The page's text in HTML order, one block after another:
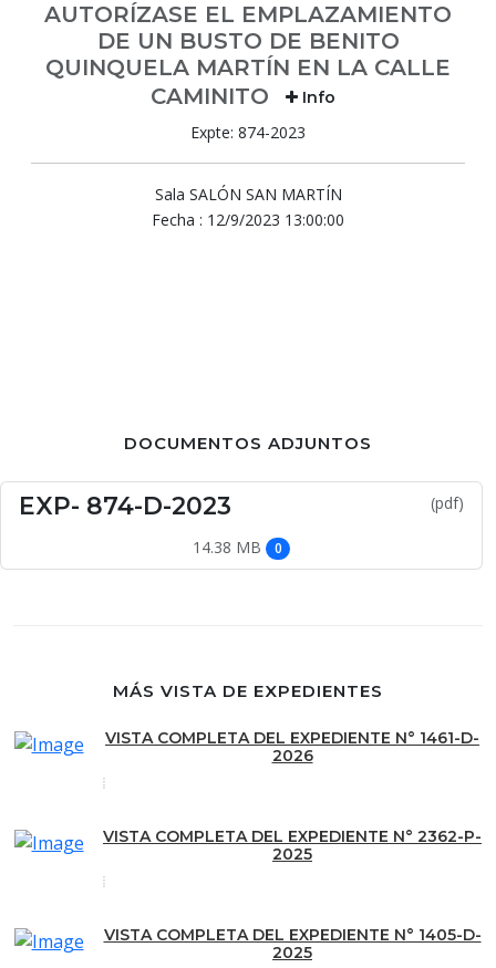
AUTORÍZASE EL EMPLAZAMIENTO
DE UN BUSTO DE BENITO
QUINQUELA MARTÍN EN LA CALLE
CAMINITO
Info
Expte: 874-2023
Sala SALÓN SAN MARTÍN
Fecha : 12/9/2023 13:00:00
DOCUMENTOS ADJUNTOS
EXP- 874-D-2023 (pdf)
14.38 MB 0
MÁS VISTA DE EXPEDIENTES
VISTA COMPLETA DEL EXPEDIENTE N° 1461-D-
2026
VISTA COMPLETA DEL EXPEDIENTE N° 2362-P-
2025
VISTA COMPLETA DEL EXPEDIENTE N° 1405-D-
2025